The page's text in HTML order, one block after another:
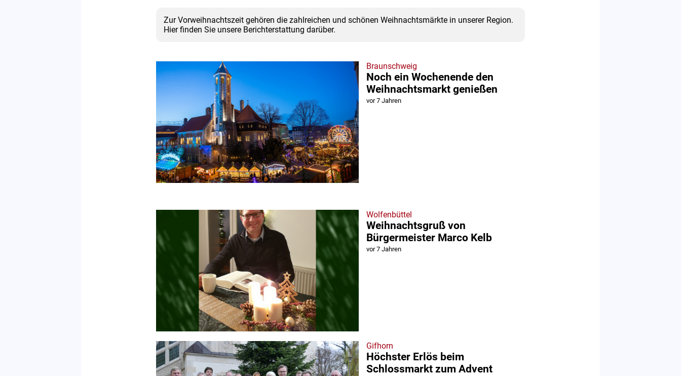
Zur Vorweihnachtszeit gehören die zahlreichen und schönen Weihnachtsmärkte in unserer Region.
Hier finden Sie unsere Berichterstattung darüber.
Braunschweig
Noch ein Wochenende den
Weihnachtsmarkt genießen
vor 7 Jahren
Wolfenbüttel
Weihnachtsgruß von
Bürgermeister Marco Kelb
vor 7 Jahren
Gifhorn
Höchster Erlös beim
Schlossmarkt zum Advent